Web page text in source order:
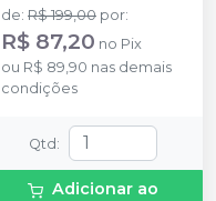
seringa de 1,2ml vazia.
de: R$ 199,00 por:
R$ 87,20 no Pix
ou R$ 89,90 nas demais
condições
Qtd:
Adicionar ao